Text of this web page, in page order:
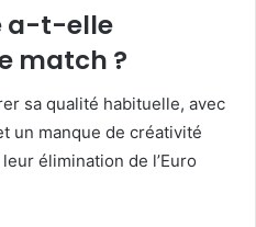
a-t-elle
match ?
sa qualité habituelle, avec
un manque de créativité
élimination de l’Euro